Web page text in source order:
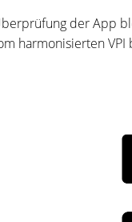
der App
harmonisierten VPI